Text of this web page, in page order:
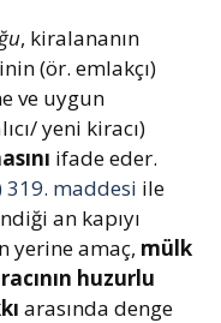
, kiralananın
(ör. emlakçı)
ve uygun
yeni kiracı)
ifade eder.
319. maddesi ile
an kapıyı
yerine amaç, mülk
huzurlu
arasında denge